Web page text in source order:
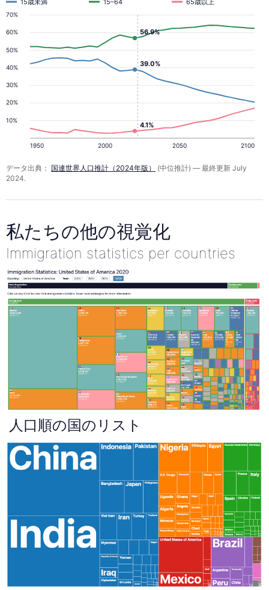
10%
20%
30%
40%
50%
60%
70%
1950 2000 2050 2100
15歳未満 15–64 65歳以上
39.0%
4.1%
56.9%
データ出典： 国連世界人口推計（2024年版）
(中位推計) — 最終更新 July
2024.
私たちの他の視覚化
Immigration statistics per countries
人口順の国のリスト